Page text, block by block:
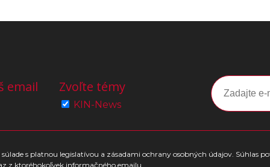
email Zvoľte témy
KIN-News
s platnou legislatívou a zásadami ochrany osobných údajov.
z ktoréhokoľvek informačného emailu.